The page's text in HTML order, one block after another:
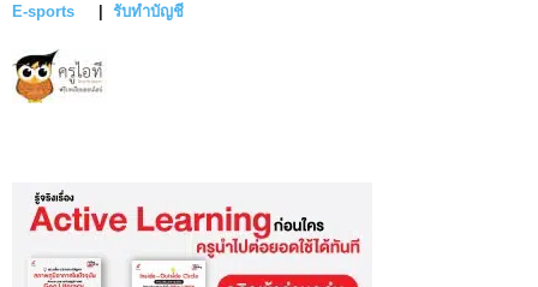
E-sports | รับทำบัญชี